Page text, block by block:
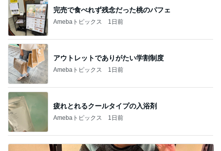
完売で食べれず残念だった桃のパフェ
Amebaトピックス 1日前
アウトレットでありがたい学割制度
Amebaトピックス 1日前
疲れとれるクールタイプの入浴剤
Amebaトピックス 1日前